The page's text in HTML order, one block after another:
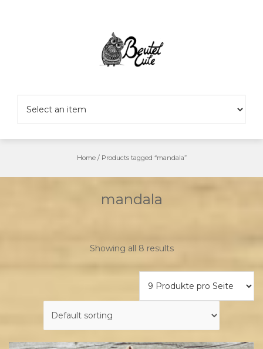
Home/ Products tagged “mandala”
mandala
Showing all 8 results